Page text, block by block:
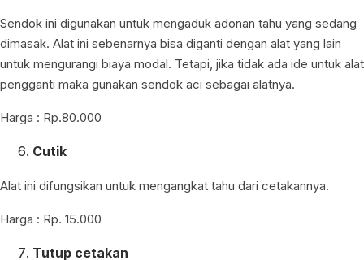
Sendok ini digunakan untuk mengaduk adonan tahu yang sedang
dimasak. Alat ini sebenarnya bisa diganti dengan alat yang lain
untuk mengurangi biaya modal. Tetapi, jika tidak ada ide untuk alat
pengganti maka gunakan sendok aci sebagai alatnya.
Harga : Rp.80.000
Cutik
Alat ini difungsikan untuk mengangkat tahu dari cetakannya.
Harga : Rp. 15.000
Tutup cetakan